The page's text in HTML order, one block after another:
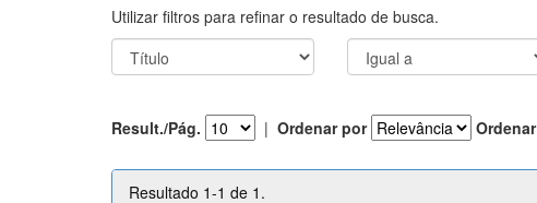
Utilizar filtros para refinar o resultado de busca.
Result./Pág. | Ordenar por Ordenar
Resultado 1-1 de 1.